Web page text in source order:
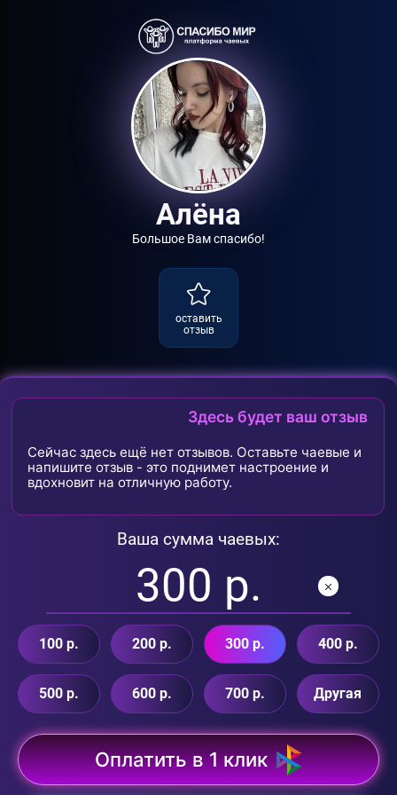
Алёна
Большое Вам спасибо!
оставить
отзыв
Здесь будет ваш отзыв
Сейчас здесь ещё нет отзывов. Оставьте чаевые и
напишите отзыв - это поднимет настроение и
вдохновит на отличную работу.
Ваша сумма чаевых:
100 р. 200 р. 300 р. 400 р.
500 р. 600 р. 700 р. Другая
Оплатить в 1 клик